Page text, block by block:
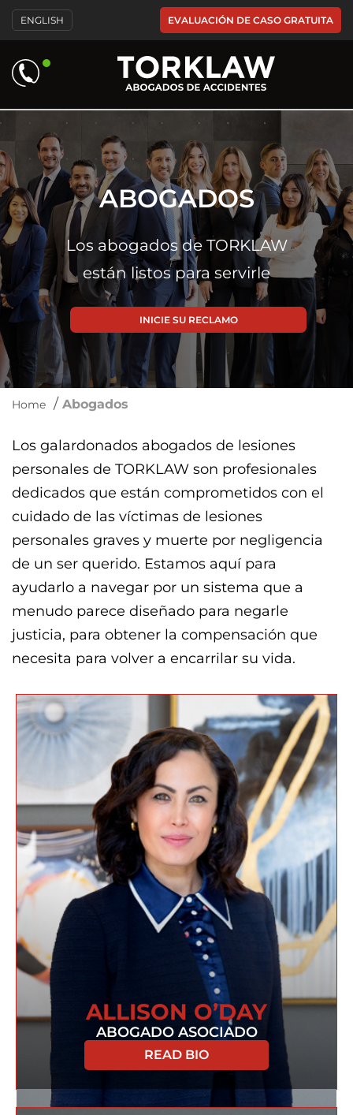
Please
note:
This
includes
an
ENGLISH EVALUACIÓN DE CASO GRATUITA
ABOGADOS
Los abogados de TORKLAW
están listos para servirle
INICIE SU RECLAMO
Home / Abogados
Los galardonados abogados de lesiones
personales de TORKLAW son profesionales
dedicados que están comprometidos con el
cuidado de las víctimas de lesiones
personales graves y muerte por negligencia
de un ser querido. Estamos aquí para
ayudarlo a navegar por un sistema que a
menudo parece diseñado para negarle
justicia, para obtener la compensación que
necesita para volver a encarrilar su vida.
ALLISON O’DAY
ABOGADO ASOCIADO
READ BIO